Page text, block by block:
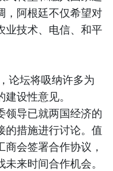
，阿根廷不仅希望对
业技术、电信、和平
论坛将吸纳许多为
设性意见。
领导已就两国经济的
的措施进行讨论。值
会签署合作协议，
来时间合作机会。